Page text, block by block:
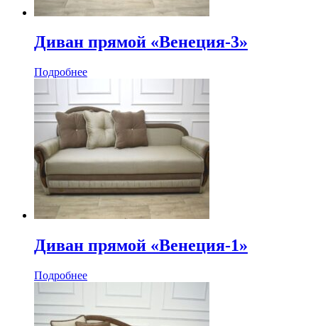
Диван прямой «Венеция-3»
Подробнее
Диван прямой «Венеция-1»
Подробнее